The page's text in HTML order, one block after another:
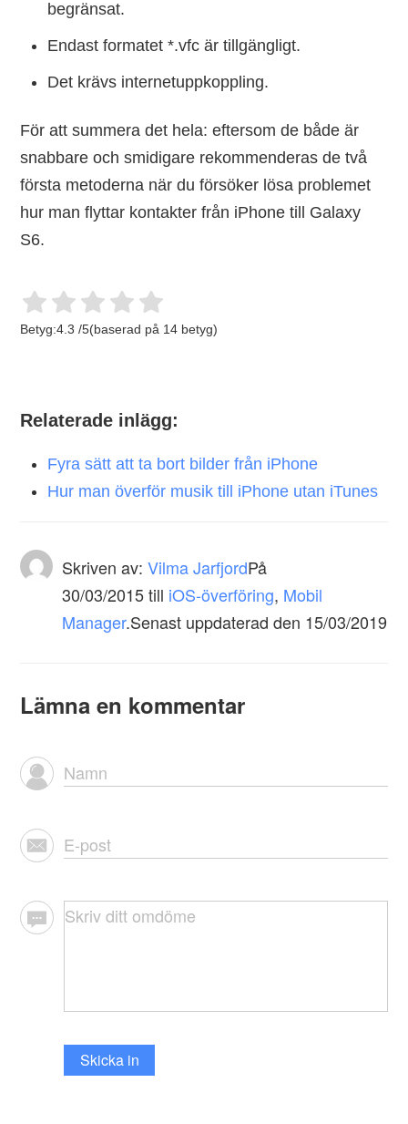
begränsat.
Endast formatet *.vfc är tillgängligt.
Det krävs internetuppkoppling.
För att summera det hela: eftersom de både är
snabbare och smidigare rekommenderas de två
första metoderna när du försöker lösa problemet
hur man flyttar kontakter från iPhone till Galaxy
S6.
Betyg:4.3 /5(baserad på 14 betyg)
Relaterade inlägg:
Fyra sätt att ta bort bilder från iPhone
Hur man överför musik till iPhone utan iTunes
Skriven av: Vilma JarfjordPå
30/03/2015 till iOS-överföring, Mobil
Manager.Senast uppdaterad den 15/03/2019
Lämna en kommentar
Skicka in